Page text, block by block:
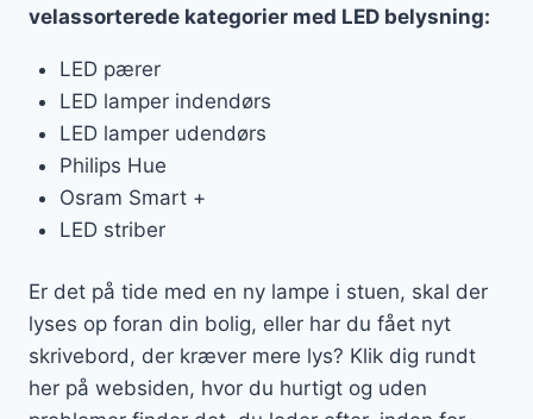
velassorterede kategorier med LED belysning:
LED pærer
LED lamper indendørs
LED lamper udendørs
Philips Hue
Osram Smart +
LED striber
Er det på tide med en ny lampe i stuen, skal der
lyses op foran din bolig, eller har du fået nyt
skrivebord, der kræver mere lys? Klik dig rundt
her på websiden, hvor du hurtigt og uden